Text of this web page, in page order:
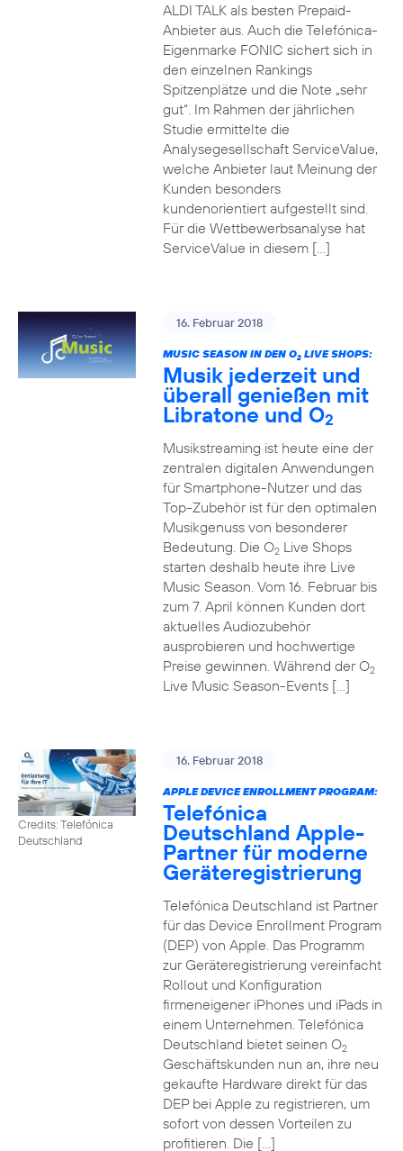
ALDI TALK als besten Prepaid-
Anbieter aus. Auch die Telefónica-
Eigenmarke FONIC sichert sich in
den einzelnen Rankings
Spitzenplätze und die Note „sehr
gut“. Im Rahmen der jährlichen
Studie ermittelte die
Analysegesellschaft ServiceValue,
welche Anbieter laut Meinung der
Kunden besonders
kundenorientiert aufgestellt sind.
Für die Wettbewerbsanalyse hat
ServiceValue in diesem […]
16. Februar 2018
MUSIC SEASON IN DEN O2LIVE SHOPS:
Musik jederzeit und
überall genießen mit
Libratone und O2
Musikstreaming ist heute eine der
zentralen digitalen Anwendungen
für Smartphone-Nutzer und das
Top-Zubehör ist für den optimalen
Musikgenuss von besonderer
Bedeutung. Die O2Live Shops
starten deshalb heute ihre Live
Music Season. Vom 16. Februar bis
zum 7. April können Kunden dort
aktuelles Audiozubehör
ausprobieren und hochwertige
Preise gewinnen. Während der O2
Live Music Season-Events […]
Credits: Telefónica
Deutschland
16. Februar 2018
APPLE DEVICE ENROLLMENT PROGRAM:
Telefónica
Deutschland Apple-
Partner für moderne
Geräteregistrierung
Telefónica Deutschland ist Partner
für das Device Enrollment Program
(DEP) von Apple. Das Programm
zur Geräteregistrierung vereinfacht
Rollout und Konfiguration
firmeneigener iPhones und iPads in
einem Unternehmen. Telefónica
Deutschland bietet seinen O2
Geschäftskunden nun an, ihre neu
gekaufte Hardware direkt für das
DEP bei Apple zu registrieren, um
sofort von dessen Vorteilen zu
profitieren. Die […]